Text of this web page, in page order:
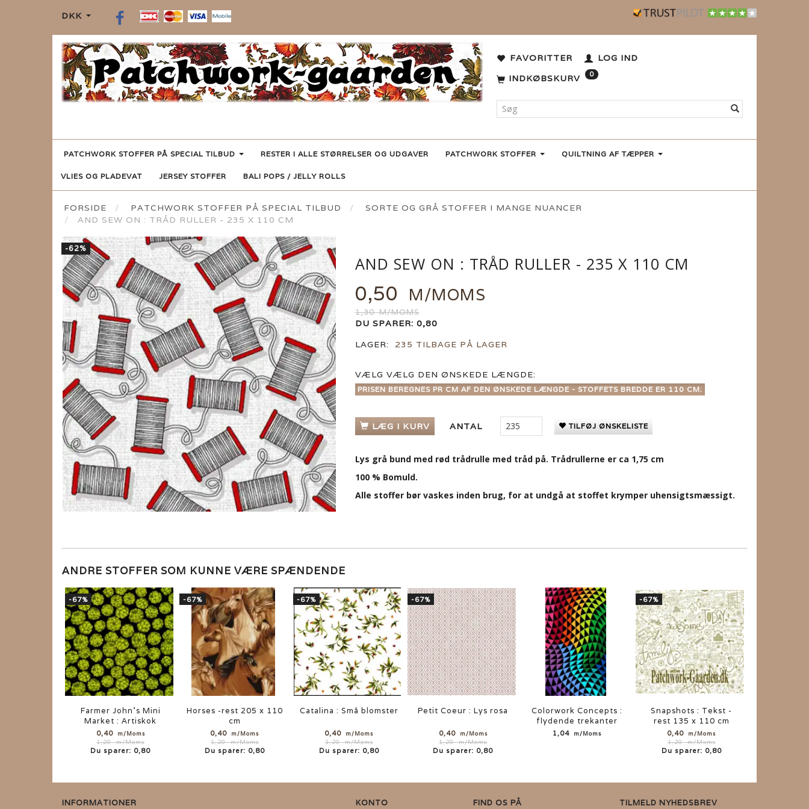
DKK
FAVORITTER
LOG IND
INDKØBSKURV
0
PATCHWORK STOFFER PÅ SPECIAL TILBUD RESTER I ALLE STØRRELSER OG UDGAVER PATCHWORK STOFFER QUILTNING AF TÆPPER
VLIES OG PLADEVAT JERSEY STOFFER BALI POPS / JELLY ROLLS
FORSIDE PATCHWORK STOFFER PÅ SPECIAL TILBUD
SORTE OG GRÅ STOFFER I MANGE NUANCER
AND SEW ON : TRÅD RULLER - 235 X 110 CM
-62%
AND SEW ON : TRÅD RULLER - 235 X 110 CM
0,50 M/MOMS
1,30M/MOMS
DU SPARER: 0,80
LAGER:
235 TILBAGE PÅ LAGER
VÆLG VÆLG DEN ØNSKEDE LÆNGDE:
PRISEN BEREGNES PR CM AF DEN ØNSKEDE LÆNGDE - STOFFETS BREDDE ER 110 CM.
LÆG I KURV ANTAL TILFØJ ØNSKELISTE
Lys grå bund med rød trådrulle med tråd på. Trådrullerne er ca 1,75 cm
100 % Bomuld.
Alle stoffer bør vaskes inden brug, for at undgå at stoffet krymper uhensigtsmæssigt.
ANDRE STOFFER SOM KUNNE VÆRE SPÆNDENDE
-67%
Farmer John's Mini
Market : Artiskok
0,40 m/Moms
1,20m/Moms
Du sparer: 0,80
-67%
Horses -rest 205 x 110
cm
0,40 m/Moms
1,20m/Moms
Du sparer: 0,80
-67%
Catalina : Små blomster
0,40 m/Moms
1,20m/Moms
Du sparer: 0,80
-67%
Petit Coeur : Lys rosa
0,40 m/Moms
1,20m/Moms
Du sparer: 0,80
Colorwork Concepts :
flydende trekanter
1,04 m/Moms
-67%
Snapshots : Tekst -
rest 135 x 110 cm
0,40 m/Moms
1,20m/Moms
Du sparer: 0,80
INFORMATIONER KONTO FIND OS PÅ TILMELD NYHEDSBREV